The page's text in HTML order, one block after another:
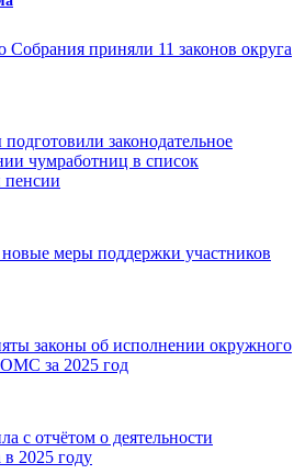
Собрания приняли 11 законов округа
законодательное
чумработниц в список
пенсии
меры поддержки участников
законы об исполнении окружного
за 2025 год
с отчётом о деятельности
2025 году